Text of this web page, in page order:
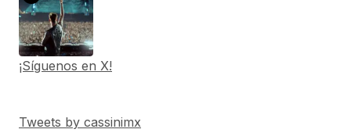
¡Síguenos en X!
Tweets by cassinimx